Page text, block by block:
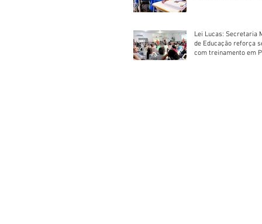
Lei Lucas: Secretaria
de Educação reforça
com treinamento em